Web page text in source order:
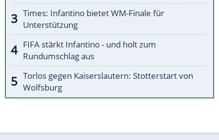
Times: Infantino bietet WM-Finale für
Unterstützung
FIFA stärkt Infantino - und holt zum
Rundumschlag aus
Torlos gegen Kaiserslautern: Stotterstart von
Wolfsburg